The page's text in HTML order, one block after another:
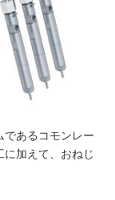
であるコモンレー
に加えて、おねじ